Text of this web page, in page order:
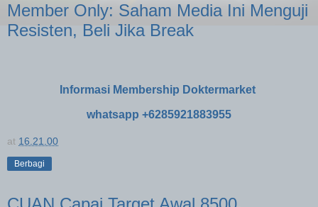
Member Only: Saham Media Ini Menguji
Resisten, Beli Jika Break
Informasi Membership Doktermarket
whatsapp +6285921883955
at 16.21.00
Berbagi